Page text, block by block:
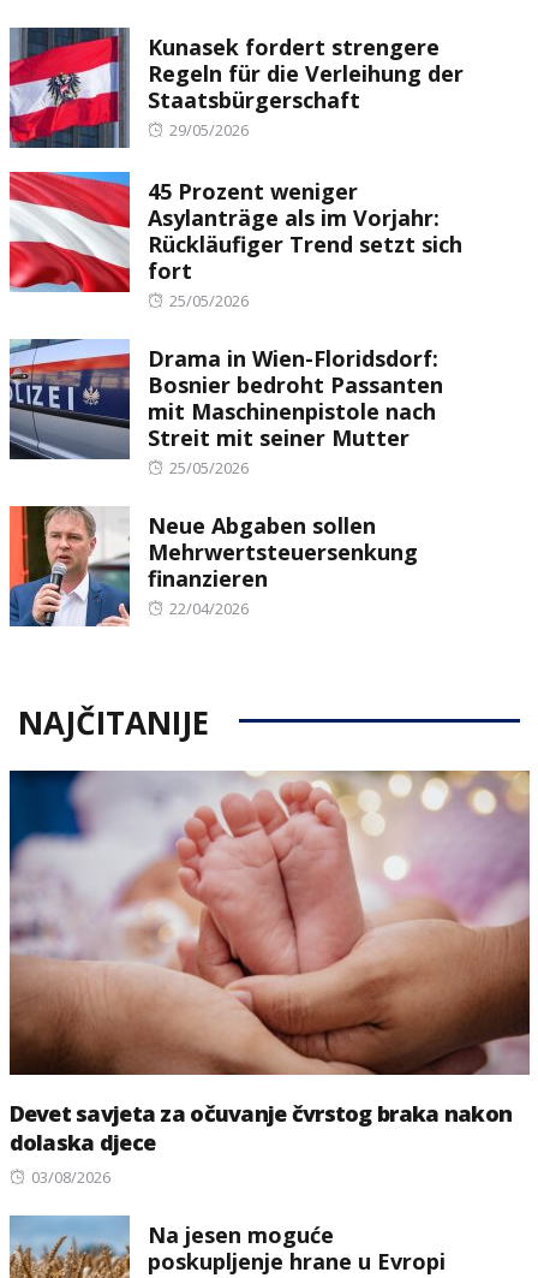
Kunasek fordert strengere
Regeln für die Verleihung der
Staatsbürgerschaft
Posted
29/05/2026
45 Prozent weniger
Asylanträge als im Vorjahr:
Rückläufiger Trend setzt sich
fort
Posted
25/05/2026
Drama in Wien-Floridsdorf:
Bosnier bedroht Passanten
mit Maschinenpistole nach
Streit mit seiner Mutter
Posted
25/05/2026
Neue Abgaben sollen
Mehrwertsteuersenkung
finanzieren
Posted
22/04/2026
NAJČITANIJE
Devet savjeta za očuvanje čvrstog braka nakon
dolaska djece
Posted
03/08/2026
Na jesen moguće
poskupljenje hrane u Evropi